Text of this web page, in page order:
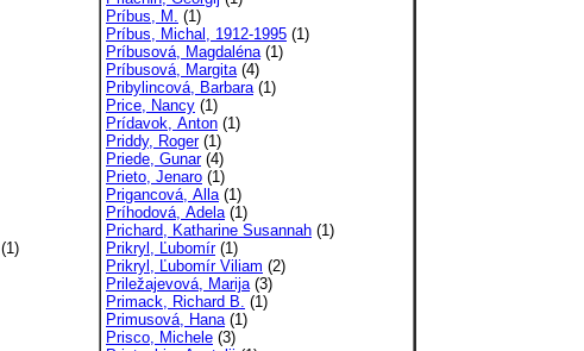
(1)
Príbus, M. (1)
Príbus, Michal, 1912-1995 (1)
Príbusová, Magdaléna(1)
Príbusová, Margita(4)
Pribylincová, Barbara(1)
Price, Nancy (1)
Prídavok, Anton (1)
Priddy, Roger(1)
Priede, Gunar(4)
Prieto, Jenaro (1)
Prigancová, Alla(1)
Príhodová, Adela(1)
Prichard, Katharine Susannah (1)
Prikryl, Ľubomír(1)
Prikryl, Ľubomír Viliam (2)
Priležajevová, Marija(3)
Primack, Richard B. (1)
Primusová, Hana(1)
Prisco, Michele (3)